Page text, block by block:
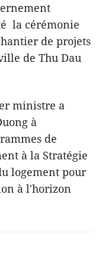
la cérémonie
de projets
de Thu Dau
ministre a
à
de
à la Stratégie
logement pour
à l'horizon